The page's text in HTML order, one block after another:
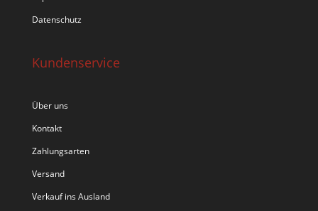
Datenschutz
Kundenservice
Über uns
Kontakt
Zahlungsarten
Versand
Verkauf ins Ausland